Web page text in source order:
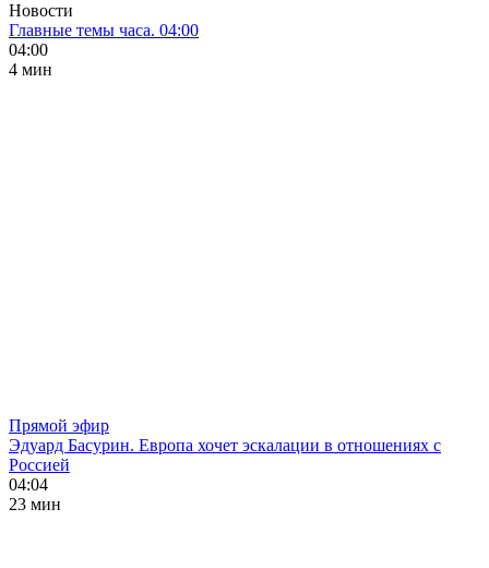
Новости
Главные темы часа. 04:00
04:00
4 мин
Прямой эфир
Эдуард Басурин. Европа хочет эскалации в отношениях с
Россией
04:04
23 мин